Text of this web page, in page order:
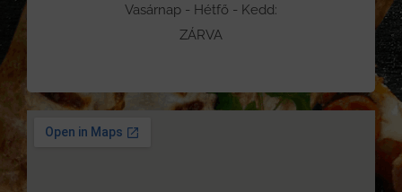
Vasárnap - Hétfő - Kedd:
ZÁRVA